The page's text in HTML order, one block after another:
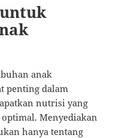
anak
penting dalam
nutrisi yang
Menyediakan
hanya tentang